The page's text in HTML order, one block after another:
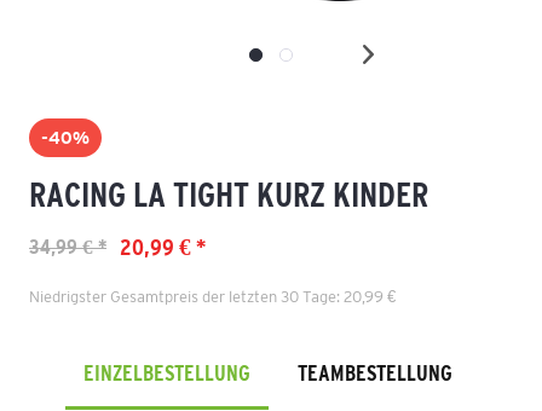
-40%
RACING LA TIGHT KURZ KINDER
20,99 € *
34,99 € *
Niedrigster Gesamtpreis der letzten 30 Tage: 20,99 €
EINZELBESTELLUNG TEAMBESTELLUNG